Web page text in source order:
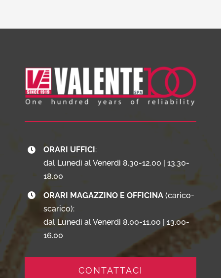
ORARI UFFICI :
dal Lunedì al Venerdì 8.30-12.00 | 13.30-
18.00
ORARI MAGAZZINO E OFFICINA (carico-
scarico):
dal Lunedì al Venerdì 8.00-11.00 | 13.00-
16.00
CONTATTACI